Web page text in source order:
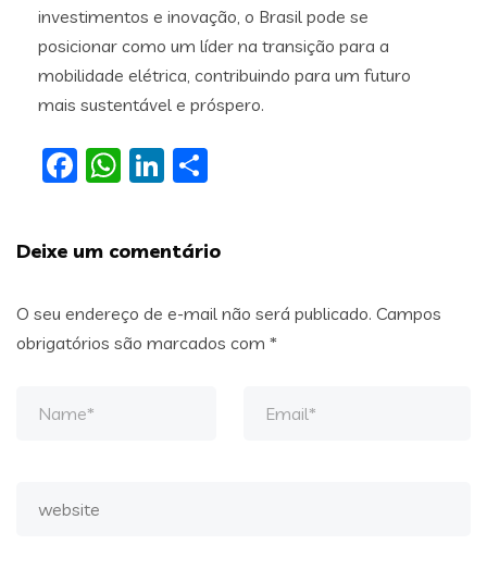
investimentos e inovação, o Brasil pode se
posicionar como um líder na transição para a
mobilidade elétrica, contribuindo para um futuro
mais sustentável e próspero.
Facebook
WhatsApp
LinkedIn
Deixe um comentário
O seu endereço de e-mail não será publicado. Campos
obrigatórios são marcados com *